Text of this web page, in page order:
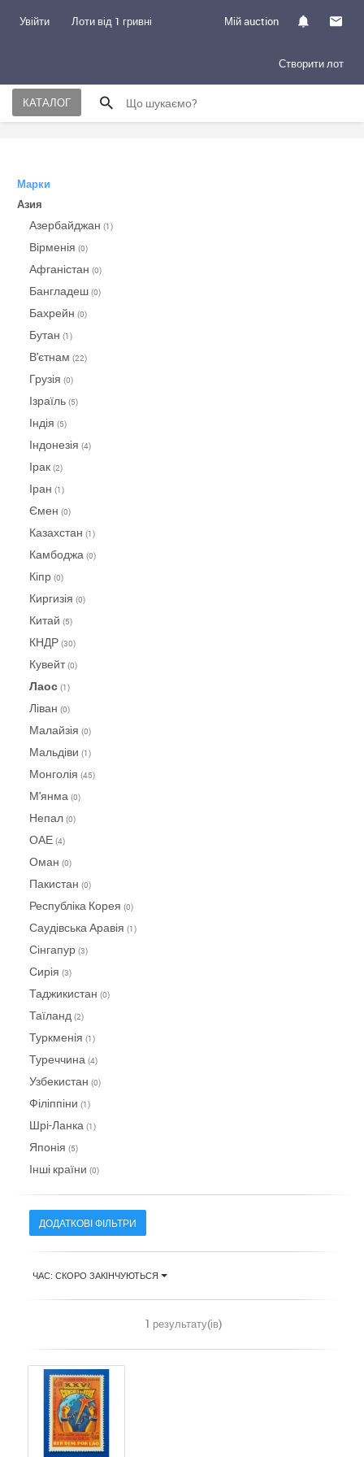
Увійти Лоти від 1 гривні Мій auction
Створити лот
КАТАЛОГ
Марки
Азия
Азербайджан (1)
Вірменія (0)
Афганістан (0)
Бангладеш (0)
Бахрейн (0)
Бутан (1)
В'єтнам (22)
Грузія (0)
Ізраїль (5)
Індія (5)
Індонезія (4)
Ірак (2)
Іран (1)
Ємен (0)
Казахстан (1)
Камбоджа (0)
Кіпр (0)
Киргизія (0)
Китай (5)
КНДР (30)
Кувейт(0)
Лаос (1)
Ліван (0)
Малайзія (0)
Мальдіви (1)
Монголія (45)
М'янма (0)
Непал (0)
ОАЕ (4)
Оман (0)
Пакистан (0)
Республіка Корея (0)
Саудівська Аравія (1)
Сінгапур (3)
Сирія (3)
Таджикистан (0)
Таїланд (2)
Туркменія (1)
Туреччина (4)
Узбекистан (0)
Філіппіни (1)
Шрі-Ланка (1)
Японія (5)
Інші країни (0)
ДОДАТКОВІ ФІЛЬТРИ
ЧАС: СКОРО ЗАКІНЧУЮТЬСЯ
1 результату(ів)